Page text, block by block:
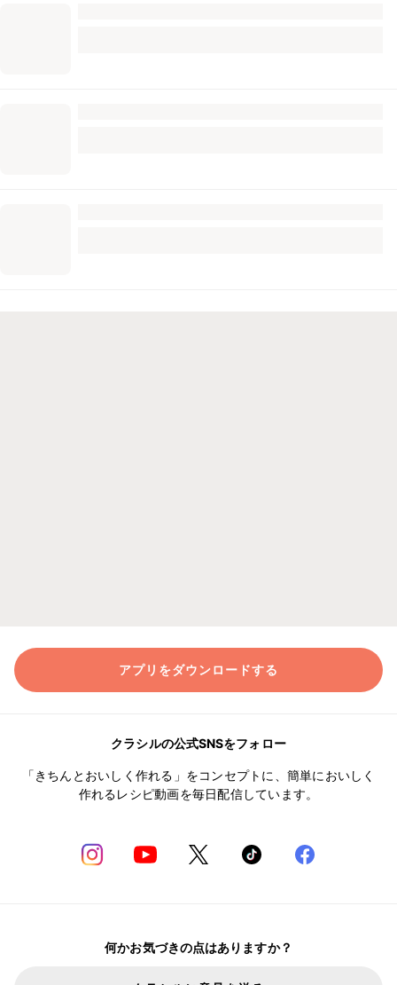
アプリをダウンロードする
クラシルの公式SNSをフォロー
「きちんとおいしく作れる」をコンセプトに、簡単においしく
作れるレシピ動画を毎日配信しています。
何かお気づきの点はありますか？